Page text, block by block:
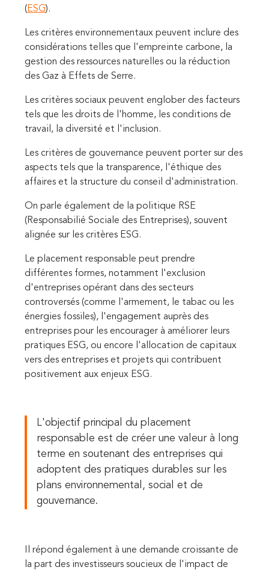
(ESG).
Les critères environnementaux peuvent inclure des
considérations telles que l'empreinte carbone, la
gestion des ressources naturelles ou la réduction
des Gaz à Effets de Serre.
Les critères sociaux peuvent englober des facteurs
tels que les droits de l'homme, les conditions de
travail, la diversité et l'inclusion.
Les critères de gouvernance peuvent porter sur des
aspects tels que la transparence, l'éthique des
affaires et la structure du conseil d'administration.
On parle également de la politique RSE
(Responsabilié Sociale des Entreprises), souvent
alignée sur les critères ESG.
Le placement responsable peut prendre
différentes formes, notamment l'exclusion
d'entreprises opérant dans des secteurs
controversés (comme l'armement, le tabac ou les
énergies fossiles), l'engagement auprès des
entreprises pour les encourager à améliorer leurs
pratiques ESG, ou encore l'allocation de capitaux
vers des entreprises et projets qui contribuent
positivement aux enjeux ESG.
L'objectif principal du placement
responsable est de créer une valeur à long
terme en soutenant des entreprises qui
adoptent des pratiques durables sur les
plans environnemental, social et de
gouvernance.
Il répond également à une demande croissante de
la part des investisseurs soucieux de l'impact de